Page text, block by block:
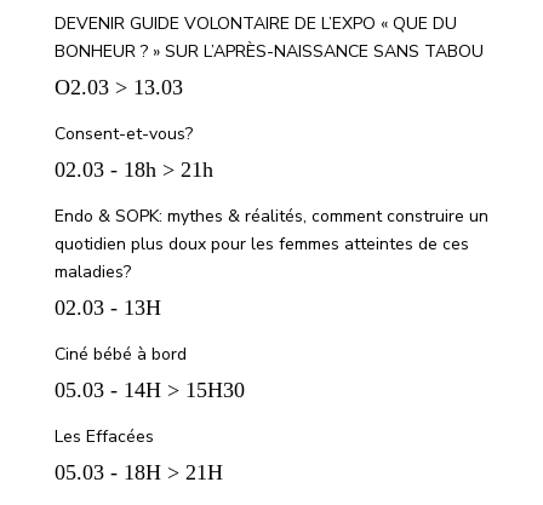
DEVENIR GUIDE VOLONTAIRE DE L’EXPO « QUE DU
BONHEUR ? » SUR L’APRÈS-NAISSANCE SANS TABOU
O2.03 > 13.03
Consent-et-vous?
02.03 - 18h > 21h
Endo & SOPK: mythes & réalités, comment construire un
quotidien plus doux pour les femmes atteintes de ces
maladies?
02.03 - 13H
Ciné bébé à bord
05.03 - 14H > 15H30
Les Effacées
05.03 - 18H > 21H